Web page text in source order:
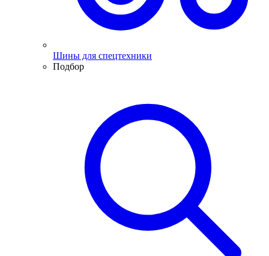
Шины для спецтехники
Подбор